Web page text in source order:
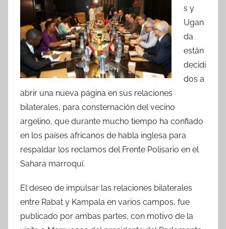
s y
Ugan
da
están
decidi
dos a
abrir una nueva página en sus relaciones
bilaterales, para consternación del vecino
argelino, que durante mucho tiempo ha confiado
en los países africanos de habla inglesa para
respaldar los reclamos del Frente Polisario en el
Sahara marroquí.
El deseo de impulsar las relaciones bilaterales
entre Rabat y Kampala en varios campos, fue
publicado por ambas partes, con motivo de la